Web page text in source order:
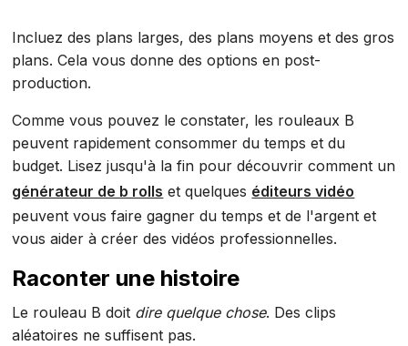
Incluez des plans larges, des plans moyens et des gros
plans. Cela vous donne des options en post-
production.
Comme vous pouvez le constater, les rouleaux B
peuvent rapidement consommer du temps et du
budget. Lisez jusqu'à la fin pour découvrir comment un
générateur de b rolls et quelques éditeurs vidéo
peuvent vous faire gagner du temps et de l'argent et
vous aider à créer des vidéos professionnelles.
Raconter une histoire
Le rouleau B doit dire quelque chose. Des clips
aléatoires ne suffisent pas.